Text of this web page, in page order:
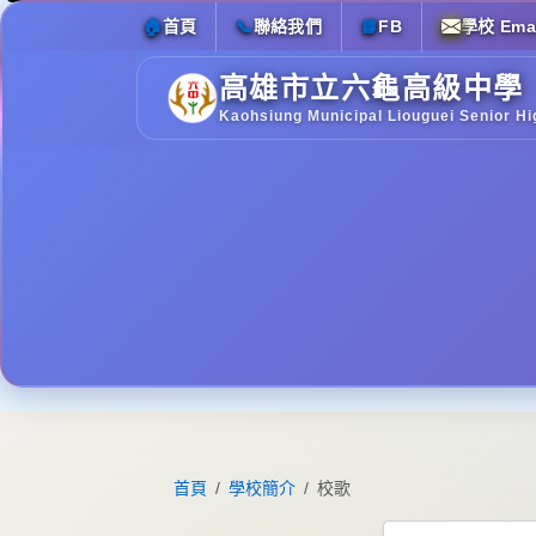
🏠首頁 📞聯絡我們 📘FB 學校
高雄市立六龜高級中學
Kaohsiung Municipal Liouguei Senior
首頁 學校簡介 校歌